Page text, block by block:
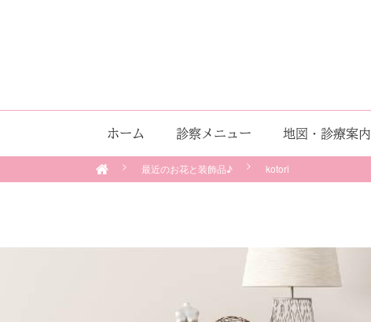
ホーム 診察メニュー 地図・診療案内
最近のお花と装飾品♪ kotori